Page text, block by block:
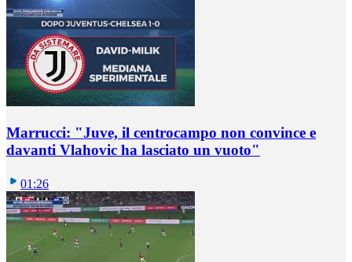
Marrucci: "Juve, il centrocampo non convince e
davanti Vlahovic ha lasciato un vuoto"
01:26